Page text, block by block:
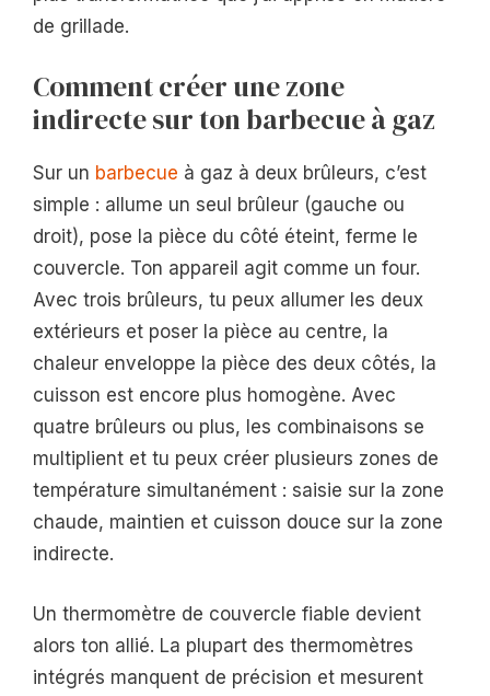
de grillade.
Comment créer une zone
indirecte sur ton barbecue à gaz
Sur un barbecue à gaz à deux brûleurs, c’est
simple : allume un seul brûleur (gauche ou
droit), pose la pièce du côté éteint, ferme le
couvercle. Ton appareil agit comme un four.
Avec trois brûleurs, tu peux allumer les deux
extérieurs et poser la pièce au centre, la
chaleur enveloppe la pièce des deux côtés, la
cuisson est encore plus homogène. Avec
quatre brûleurs ou plus, les combinaisons se
multiplient et tu peux créer plusieurs zones de
température simultanément : saisie sur la zone
chaude, maintien et cuisson douce sur la zone
indirecte.
Un thermomètre de couvercle fiable devient
alors ton allié. La plupart des thermomètres
intégrés manquent de précision et mesurent